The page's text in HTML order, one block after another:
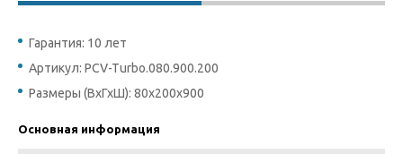
Гарантия: 10 лет
Артикул: PCV-Turbo.080.900.200
Размеры (ВхГхШ): 80х200х900
Основная информация